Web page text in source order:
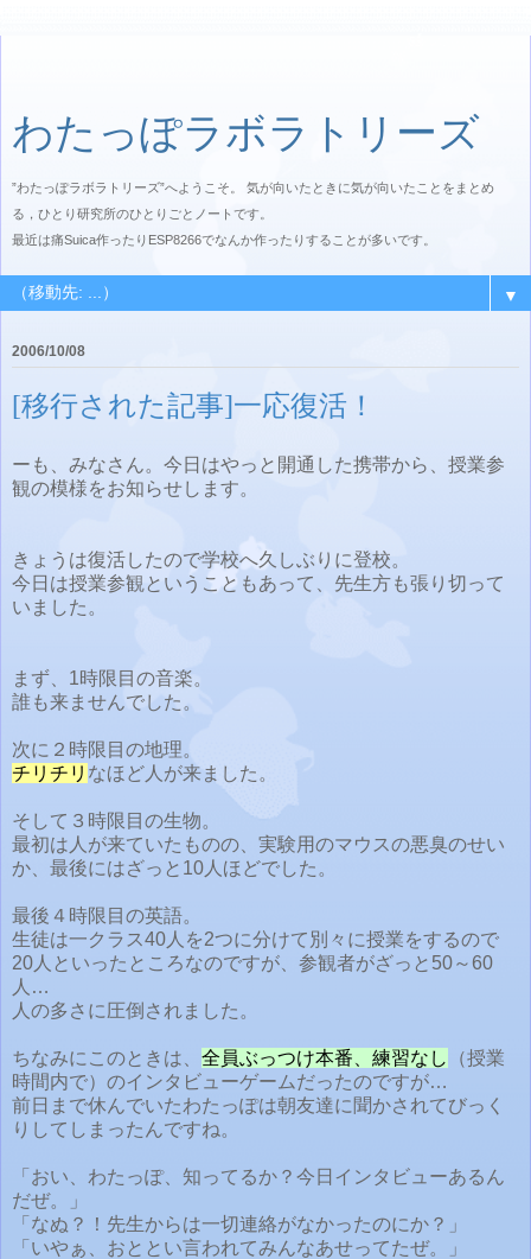
わたっぽラボラトリーズ
”わたっぽラボラトリーズ”へようこそ。 気が向いたときに気が向いたことをまとめ
る，ひとり研究所のひとりごとノートです。
最近は痛Suica作ったりESP8266でなんか作ったりすることが多いです。
▼
2006/10/08
[移行された記事]一応復活！
ーも、みなさん。今日はやっと開通した携帯から、授業参
観の模様をお知らせします。
きょうは復活したので学校へ久しぶりに登校。
今日は授業参観ということもあって、先生方も張り切って
いました。
まず、1時限目の音楽。
誰も来ませんでした。
次に２時限目の地理。
チリチリ なほど人が来ました。
そして３時限目の生物。
最初は人が来ていたものの、実験用のマウスの悪臭のせい
か、最後にはざっと10人ほどでした。
最後４時限目の英語。
生徒は一クラス40人を2つに分けて別々に授業をするので
20人といったところなのですが、参観者がざっと50～60
人…
人の多さに圧倒されました。
ちなみにこのときは、 全員ぶっつけ本番、練習なし
（授業
時間内で）のインタビューゲームだったのですが…
前日まで休んでいたわたっぽは朝友達に聞かされてびっく
りしてしまったんですね。
「おい、わたっぽ、知ってるか？今日インタビューあるん
だぜ。」
「なぬ？！先生からは一切連絡がなかったのにか？」
「いやぁ、おととい言われてみんなあせってたぜ。」